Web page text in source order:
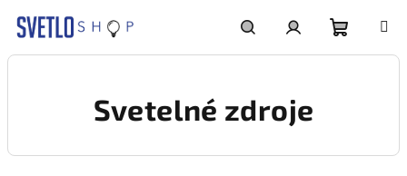
HľadaťPrihlásenie
Svetelné zdroje